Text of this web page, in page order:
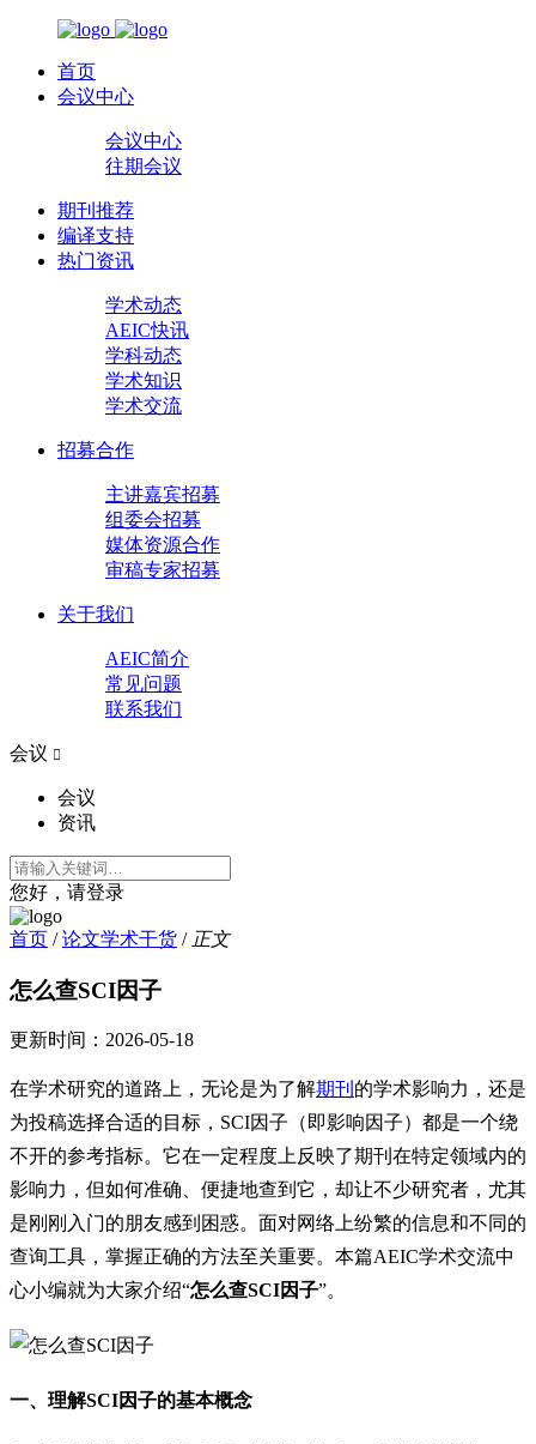
首页
会议中心
会议中心
往期会议
期刊推荐
编译支持
热门资讯
学术动态
AEIC快讯
学科动态
学术知识
学术交流
招募合作
主讲嘉宾招募
组委会招募
媒体资源合作
审稿专家招募
关于我们
AEIC简介
常见问题
联系我们
会议 
会议
资讯
您好，请登录
首页 / 论文学术干货 / 正文
怎么查SCI因子
更新时间： 2026-05-18
在学术研究的道路上，无论是为了解期刊 的学术影响力，还是
为投稿选择合适的目标，SCI因子（即影响因子）都是一个绕
不开的参考指标。它在一定程度上反映了期刊在特定领域内的
影响力，但如何准确、便捷地查到它，却让不少研究者，尤其
是刚刚入门的朋友感到困惑。面对网络上纷繁的信息和不同的
查询工具，掌握正确的方法至关重要。本篇AEIC学术交流中
心小编就为大家介绍“怎么查SCI因子”。
一、理解SCI因子的基本概念